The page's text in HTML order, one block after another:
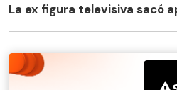
La ex figura televisiva sacó